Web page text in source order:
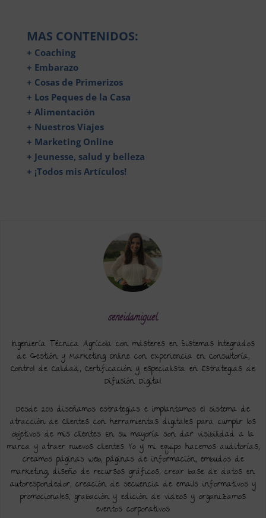
MAS CONTENIDOS:
+ Coaching
+ Embarazo
+ Cosas de Primerizos
+ Los Peques de la Casa
+ Alimentación
+ Nuestros Viajes
+ Marketing Online
+ Jeunesse, salud y belleza
+ ¡Todos mis Artículos!
seneidamiguel
Ingeniería Técnica Agrícola con másteres en Sistemas Integrados
de Gestión y Marketing Online con experiencia en Consultoría,
Control de Calidad, Certificación y especialista en Estrategias de
Difusión Digital.
Desde 2013 diseñamos estrategias e implantamos el sistema de
atracción de Clientes con herramientas digitales para cumplir los
objetivos de mis clientes. En su mayoría son dar visibilidad a la
marca y atraer nuevos clientes. Yo y mi equipo hacemos auditorías,
creamos páginas web, páginas de información, embudos de
marketing, diseño de recursos gráficos, crear base de datos en
autorespondedor, creación de secuencia de emails informativos y
promocionales, grabación y edición de videos y organizamos
eventos corporativos.